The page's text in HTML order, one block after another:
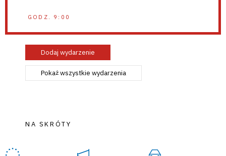
GODZ. 9:00
Dodaj wydarzenie
Pokaż wszystkie wydarzenia
NA SKRÓTY